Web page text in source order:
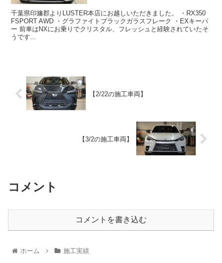
千葉県印旛郡よりLUSTER本店にお越しいただきました。 ・RX350
FSPORT AWD ・グラファイトブラックガラスフレーク ・EXキーパ
ー 前車はNXにお乗りでクリスタル、フレッシュと経験されていたそ
うです...
【2/22の施工車両】
【3/2の施工車両】
コメント
コメントを書き込む
ホーム 施工実績